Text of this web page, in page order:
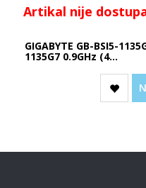
Artikal nije
GIGABYTE GB-BSI5-
1135G7 0.9GHz (4...